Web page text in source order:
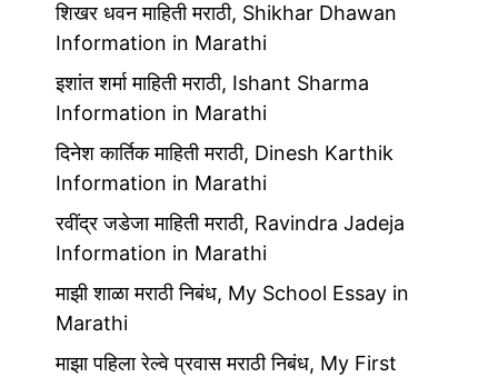
शिखर धवन माहिती मराठी, Shikhar Dhawan
Information in Marathi
इशांत शर्मा माहिती मराठी, Ishant Sharma
Information in Marathi
दिनेश कार्तिक माहिती मराठी, Dinesh Karthik
Information in Marathi
रवींद्र जडेजा माहिती मराठी, Ravindra Jadeja
Information in Marathi
माझी शाळा मराठी निबंध, My School Essay in
Marathi
माझा पहिला रेल्वे प्रवास मराठी निबंध, My First